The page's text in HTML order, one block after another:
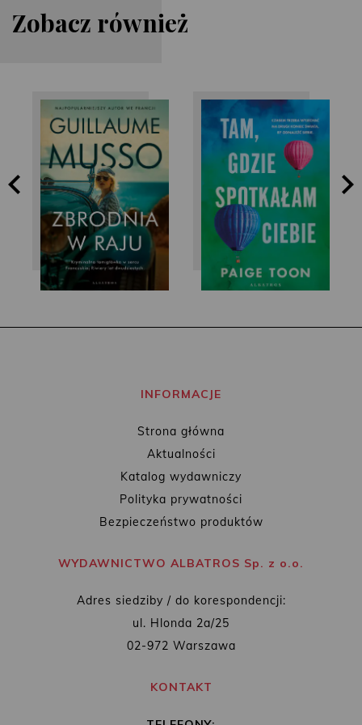
Zobacz również
Guillaume Musso
Paige Toon
INFORMACJE
Strona główna
Aktualności
Katalog wydawniczy
Polityka prywatności
Bezpieczeństwo produktów
WYDAWNICTWO ALBATROS Sp. z o.o.
Adres siedziby / do korespondencji:
ul. Hlonda 2a/25
02-972 Warszawa
KONTAKT